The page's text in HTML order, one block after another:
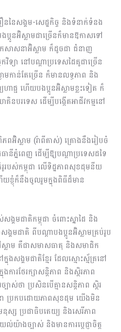
ៃសង្គម-សេដ្ឋកិច្ច និងទំនាក់ទំនង​
ប្អូន​អ៊ិស្លាមជាច្រើន​ក៏​មាន​ឱកាស​ទៅ
សាសនាអ៊ិស្លាម ក៏ដូចជា ជំនាញ
វិទ្យា នៅបណ្តាប្រទេសដៃគូ​ជា​ច្រើ​ន​
ាន់តែច្រើន​ ក៏​មានលទ្ធភាព និង
ជ្ជ ហើយបងប្អូនអ៊ិស្លាមខ្លះទៀត ក៏
បរទេស ដើម្បី​បង្កើត​អាជីវកម្ម​នៅ
ពិភពអ៊ិស្លាម (រ៉ាពីតាស់) គ្រោងនឹងរៀបចំ
ានីភ្នំពេញ ដើម្បីឱ្យបណ្តាប្រទេសដទៃ
បស់កម្ពុជា លើ​ទិដ្ឋភាពសុខដុមនីយ
ខ្ញុំក៏​នឹងចូលរួមក្នុងពិធីដ៏មាន
ង្គម​ជាតិកម្ពុជា​ ចំពោះ​ស្នាដៃ និង
មជាតិ ពីបណ្តាបងប្អូនអ៊ិស្លាមគ្រប់រូប​
លាម​ គឺជា​សមាសធាតុ និងសមាជិក​
សង្គម​ជាតិខ្មែរ ដែលស្មោះស្ម័គ្រនៅ
ារ​ថែរក្សាសន្តិភាព និងស្ថិរភាព
ាស់ថា ប្រសិនបើគ្មាន​សន្តិភាព ស្ថិរ
ា ប្រកបដោយ​ភាពសុខដុម យើង​មិន​
ស ប្រជាធិបតេយ្យ និងសេរីភាព
ាង​ច្បាស់ និងមាន​ការប្តេជ្ញាចិត្ត